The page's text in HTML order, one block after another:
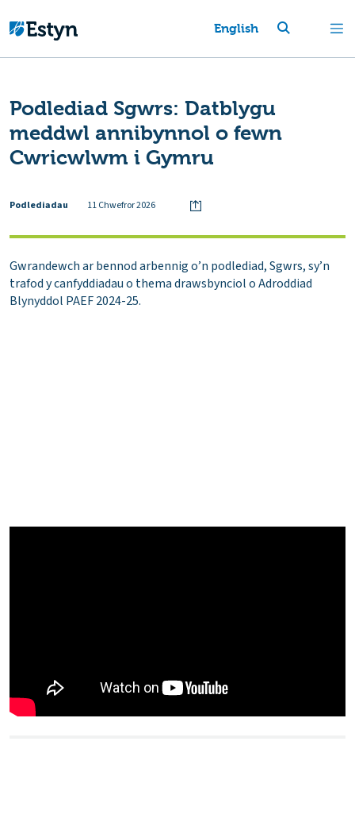
English
Podlediad Sgwrs: Datblygu
meddwl annibynnol o fewn
Cwricwlwm i Gymru
Podlediadau 11 Chwefror 2026
Gwrandewch ar bennod arbennig o’n podlediad, Sgwrs, sy’n
trafod y canfyddiadau o thema drawsbynciol o Adroddiad
Blynyddol PAEF 2024-25.